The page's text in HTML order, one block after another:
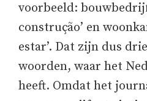
voorbeeld:
construção’ en
estar’. Dat zijn dus
woorden, waar het
heeft. Omdat het